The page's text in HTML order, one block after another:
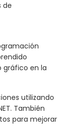
de
gráfico en la
utilizando
También
para mejorar